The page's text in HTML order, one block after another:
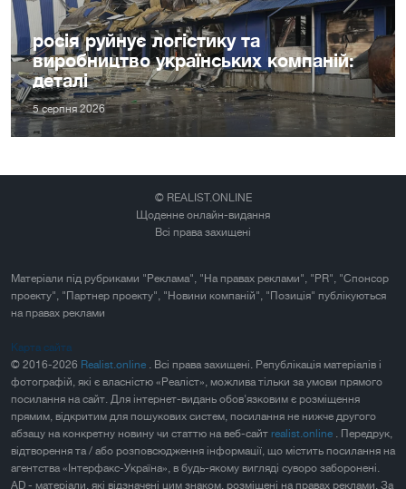
росія руйнує логістику та
виробництво українських компаній:
деталі
5 серпня 2026
© REALIST.ONLINE
Щоденне онлайн-видання
Всі права захищені
Матеріали під рубриками "Реклама", "На правах реклами", "PR", "Спонсор
проекту", "Партнер проекту", "Новини компаній", "Позиція" публікуються
на правах реклами
Карта сайта
© 2016-2026 Realist.online . Всі права захищені. Републікація матеріалів і
фотографій, які є власністю «Реаліст», можлива тільки за умови прямого
посилання на сайт. Для інтернет-видань обов'язковим є розміщення
прямим, відкритим для пошукових систем, посилання не нижче другого
абзацу на конкретну новину чи статтю на веб-сайт realist.online . Передрук,
відтворення та / або розповсюдження інформації, що містить посилання на
агентства «Інтерфакс-Україна», в будь-якому вигляді суворо заборонені.
AD - матеріали, які відзначені цим знаком, розміщені на правах реклами. За